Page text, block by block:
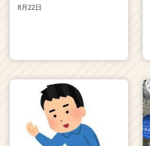
8月22日